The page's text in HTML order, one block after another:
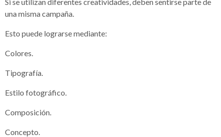
una misma campaña.
Esto puede lograrse mediante:
Colores.
Tipografía.
Estilo fotográfico.
Composición.
Concepto.